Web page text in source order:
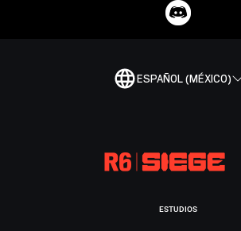
ESPAÑOL (MÉXICO)
ESTUDIOS